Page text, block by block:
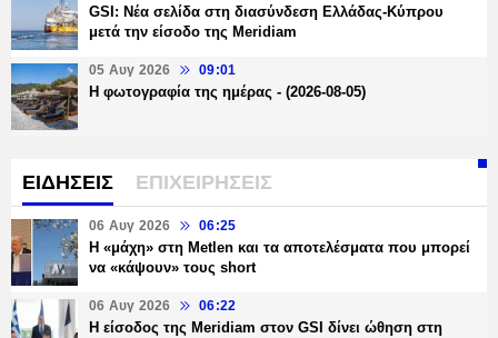
GSI: Νέα σελίδα στη διασύνδεση Ελλάδας-Κύπρου
μετά την είσοδο της Meridiam
05 Αυγ 2026 09:01
Η φωτογραφία της ημέρας - (2026-08-05)
ΕΙΔΗΣΕΙΣ ΕΠΙΧΕΙΡΗΣΕΙΣ
06 Αυγ 2026 06:25
H «μάχη» στη Metlen και τα αποτελέσματα που μπορεί
να «κάψουν» τους short
06 Αυγ 2026 06:22
Η είσοδος της Meridiam στον GSI δίνει ώθηση στη